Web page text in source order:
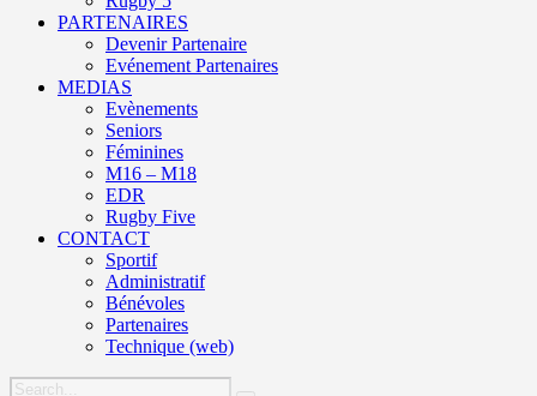
PARTENAIRES
Devenir Partenaire
Evénement Partenaires
MEDIAS
Evènements
Seniors
Féminines
M16 – M18
EDR
Rugby Five
CONTACT
Sportif
Administratif
Bénévoles
Partenaires
Technique (web)